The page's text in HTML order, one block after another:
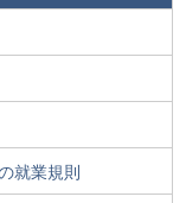
就業規則